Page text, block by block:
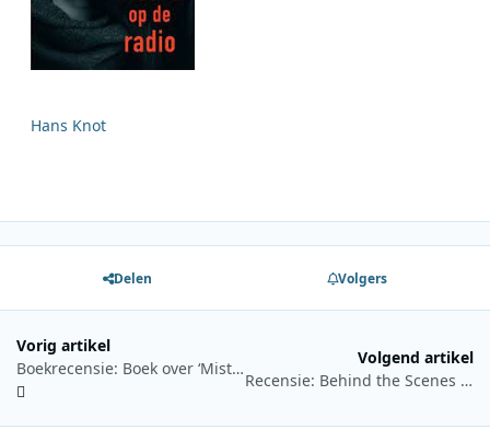
Hans Knot
Delen Volgers
Vorig artikel
Boekrecensie: Boek over ‘Mister Jingle’ laat zich maar lastig wegleggen
Volgend artikel
Recensie: Behind the Scenes at Radio Caroline (in the 1970’s)